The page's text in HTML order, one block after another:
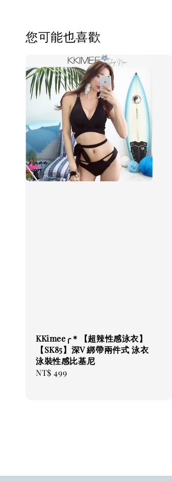
您可能也喜歡
KKimee╭＊【超辣性感泳衣】
【SK85】深V 綁帶兩件式 泳衣
泳裝性感比基尼
Regular
NT$ 499